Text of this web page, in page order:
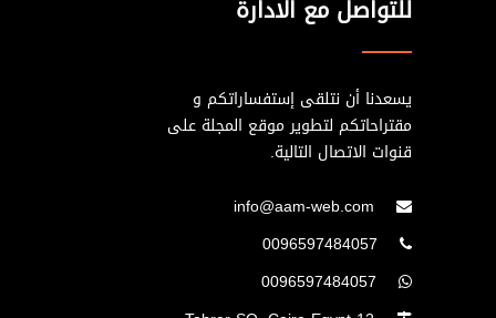
للتواصل مع الادارة
يسعدنا أن نتلقى إستفساراتكم و
مقتراحاتكم لتطوير موقع المجلة على
قنوات الاتصال التالية.